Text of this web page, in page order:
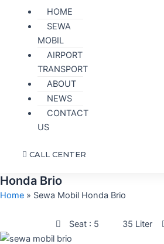
HOME
SEWA
MOBIL
AIRPORT
TRANSPORT
ABOUT
NEWS
CONTACT
US
CALL CENTER
Honda Brio
Home » Sewa Mobil Honda Brio
Seat : 5 35 Liter